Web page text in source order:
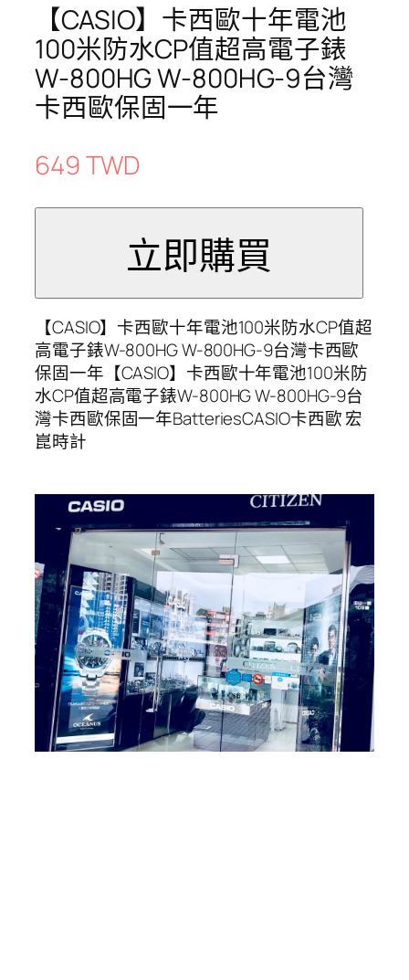
【CASIO】卡西歐十年電池
100米防水CP值超高電子錶
W-800HG W-800HG-9台灣
卡西歐保固一年
649 TWD
【CASIO】卡西歐十年電池100米防水CP值超
高電子錶W-800HG W-800HG-9台灣卡西歐
保固一年【CASIO】卡西歐十年電池100米防
水CP值超高電子錶W-800HG W-800HG-9台
灣卡西歐保固一年BatteriesCASIO卡西歐 宏
崑時計